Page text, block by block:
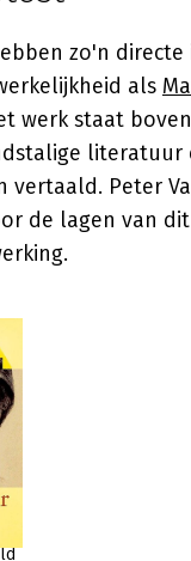
zo'n
als
werk staat
literatuur
vertaald. Peter
de lagen van